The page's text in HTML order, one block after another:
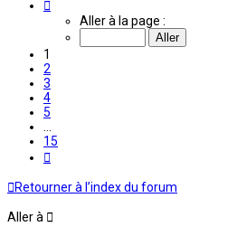
Aller à la page :
1
2
3
4
5
15
Retourner à l’index du forum
Aller à